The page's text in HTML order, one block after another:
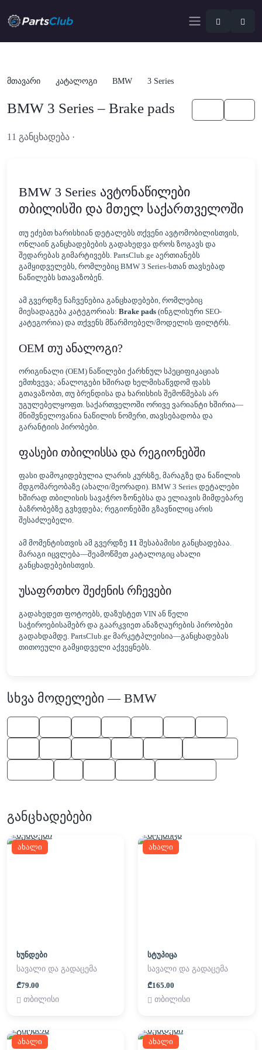
მთავარი კატალოგი BMW 3 Series
BMW 3 Series – Brake pads
11 განცხადება ·
BMW 3 Series ავტონაწილები
თბილისში და მთელ საქართველოში
თუ ეძებთ ხარისხიან დეტალებს თქვენი ავტომობილისთვის,
ონლაინ განცხადებების გადახედვა დროს ზოგავს და
შედარებას გიმარტივებს. PartsClub.ge აერთიანებს
გამყიდველებს, რომლებიც BMW 3 Series-სთან თავსებად
ნაწილებს სთავაზობენ.
ამ გვერდზე ნაჩვენებია განცხადებები, რომლებიც
მიესადაგება კატეგორიას: Brake pads (ინგლისური SEO-
კატეგორია) და თქვენს მწარმოებელ/მოდელის ფილტრს.
OEM თუ ანალოგი?
ორიგინალი (OEM) ნაწილები ქარხნულ სპეციფიკაციას
ემთხვევა; ანალოგები ხშირად ხელმისაწვდომ ფასს
გთავაზობთ, თუ ბრენდისა და ხარისხის შემოწმებას არ
უგულებელყოფთ. საქართველოში ორივე ვარიანტი ხშირია—
მნიშვნელოვანია ნაწილის ნომერი, თავსებადობა და
გარანტიის პირობები.
ფასები თბილისსა და რეგიონებში
ფასი დამოკიდებულია ლარის კურსზე, მარაგზე და ნაწილის
მდგომარეობაზე (ახალი/მეორადი). BMW 3 Series დეტალები
ხშირად თბილისის სავაჭრო ზონებსა და ელიავის მიმდებარე
ბაზრობებზე გვხვდება; რეგიონებში გზავნილიც არის
შესაძლებელი.
ამ მომენტისთვის ამ გვერდზე 11 შესაბამისი განცხადებაა.
მარაგი იცვლება—შეამოწმეთ კატალოგიც ახალი
განცხადებებისთვის.
უსაფრთხო შეძენის რჩევები
გადახედეთ ფოტოებს, დაზუსტეთ VIN ან წელი
საჭიროებისამებრ და გაარკვიეთ ანაზღაურების პირობები
გადახდამდე. PartsClub.ge მარკეტპლეისია—განცხადებას
თითოეული გამყიდველი აქვეყნებს.
სხვა მოდელები — BMW
განცხადებები
ახალი
ხუნდები
სავალი და გადაცემა
₾79.00
თბილისი
ახალი
სტუპიცა
სავალი და გადაცემა
₾165.00
თბილისი
ახალი ახალი